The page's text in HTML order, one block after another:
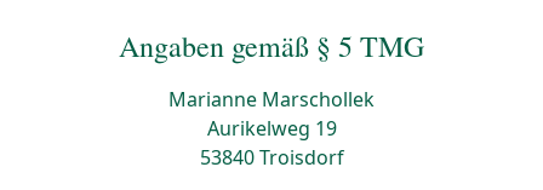
Angaben gemäß § 5 TMG
Marianne Marschollek
Aurikelweg 19
53840 Troisdorf